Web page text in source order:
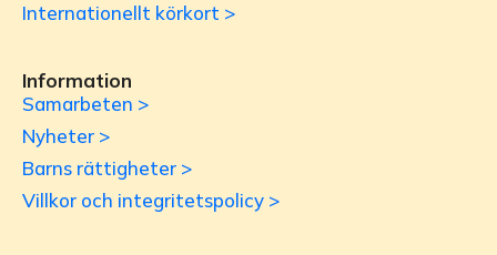
Internationellt körkort >
Information
Samarbeten >
Nyheter >
Barns rättigheter >
Villkor och integritetspolicy >